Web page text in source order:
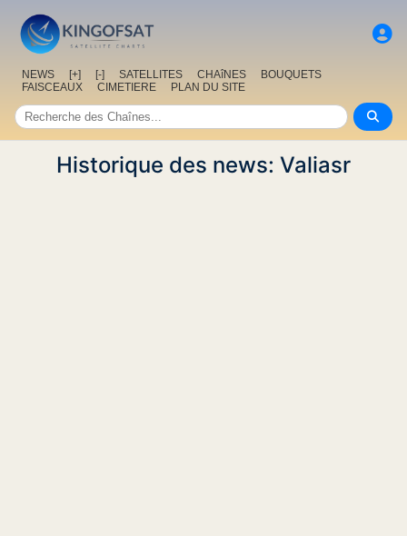
NEWS [+] [-] SATELLITES CHAîNES
BOUQUETS
FAISCEAUX
CIMETIERE PLAN DU SITE
Historique des news: Valiasr